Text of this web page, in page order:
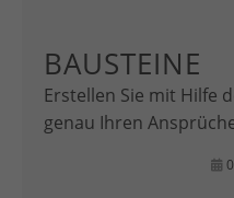
BAUSTEINE
Erstellen Sie mit Hilfe
genau Ihren